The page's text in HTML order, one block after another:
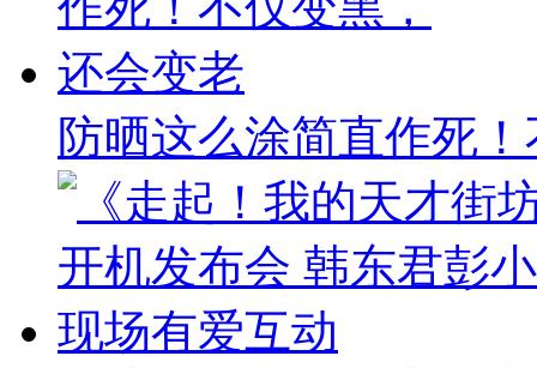
防晒这么涂简直作死